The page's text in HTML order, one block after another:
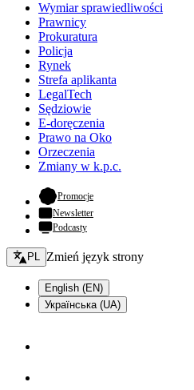
Wymiar sprawiedliwości
Prawnicy
Prokuratura
Policja
Rynek
Strefa aplikanta
LegalTech
Sędziowie
E-doręczenia
Prawo na Oko
Orzeczenia
Zmiany w k.p.c.
Promocje- otwiera się w nowej karcie
Newsletter
Podcasty
Zmień język - bieżący:
PL Zmień język strony
English (EN)
Українська (UA)